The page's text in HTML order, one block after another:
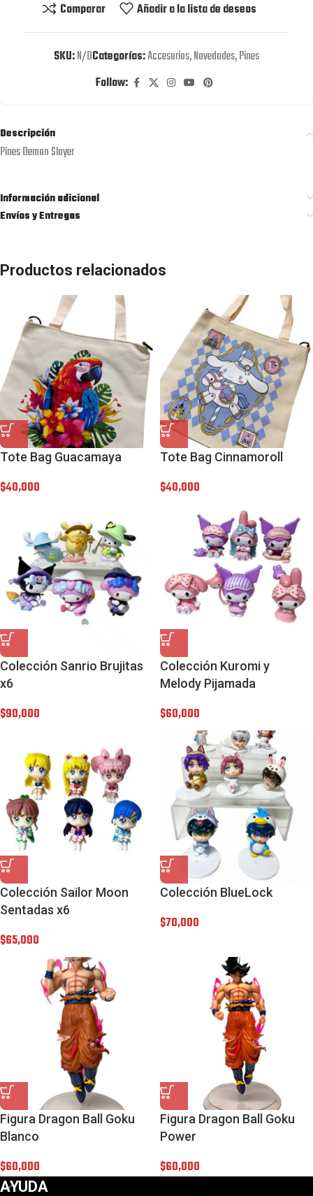
Comparar
Añadir a la lista de deseos
SKU:N/DCategorías:Accesorios,Novedades,Pines
Follow:
Descripción
Pines Demon Slayer
Información adicional
Envíos y Entregas
Productos relacionados
Tote Bag Guacamaya
$40,000
Tote Bag Cinnamoroll
$40,000
Colección Sanrio Brujitas
x6
$90,000
Colección Kuromi y
Melody Pijamada
$60,000
Colección Sailor Moon
Sentadas x6
$65,000
Colección BlueLock
$70,000
Figura Dragon Ball Goku
Blanco
$60,000
Figura Dragon Ball Goku
Power
$60,000
AYUDA